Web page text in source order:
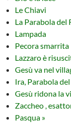
Le Chiavi
La Parabola del
Lampada
Pecora smarrita
Lazzaro è
Gesù va nel
Ira, Parabola
Gesù ridona la
Zaccheo ,
Pasqua »